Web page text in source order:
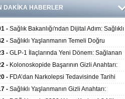
DAKİKA HABERLER
- Sağlık Bakanlığı'ndan Dijital Adım: Sağlıklı
Merkezlerinde Uzaktan Danışmanlık Dönemi
- Sağlıklı Yaşlanmanın Temeli Doğru
Geçiyor: İleri Yaşta Hangi Besin
İhtiyaç Duyuluyor?
- GLP-1 İlaçlarında Yeni Dönem: Sağlanan
Yalnızca Kilo Kaybıyla Sınırlı Değil
- Kolonoskopide Başarının Gizli Anahtarı:
Bağırsak Temizliği Poliplerin Gözden
Neden Oluyor
- FDA’dan Narkolepsi Tedavisinde Tarihi
Oreksin Sistemini Hedefleyen İlk İlaç
- Sağlıklı Yaşlanmanın Gizli Anahtarı: